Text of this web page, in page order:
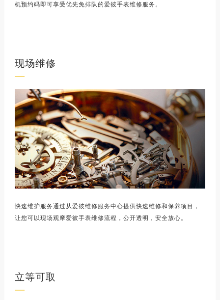
机预约码即可享受优先免排队的爱彼手表维修服务。
现场维修
快速维护服务通过从爱彼维修服务中心提供快速维修和保养项目，
让您可以现场观摩爱彼手表维修流程，公开透明，安全放心。
立等可取